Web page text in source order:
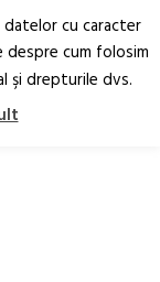
RO EN
cu caracter
cum folosim
şi drepturile dvs.